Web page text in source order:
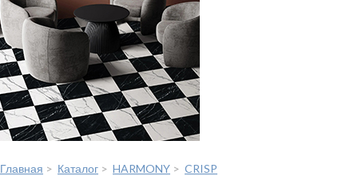
Главная > Каталог > HARMONY > CRISP